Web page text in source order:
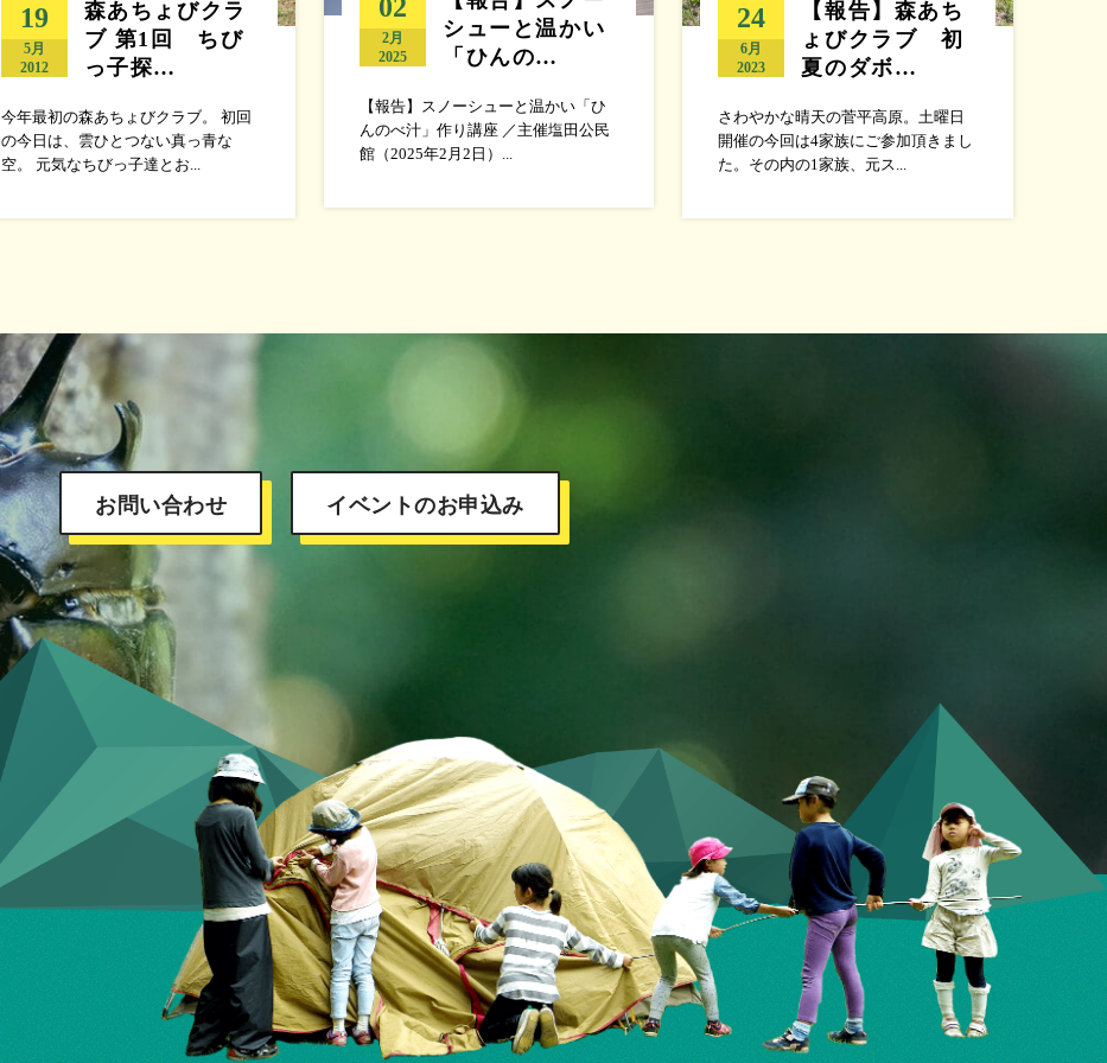
19
5月
2012
森あちょびクラ
ブ 第1回 ちび
っ子探…
今年最初の森あちょびクラブ。 初回
の今日は、雲ひとつない真っ青な
空。 元気なちびっ子達とお...
02
2月
2025
シューと温かい
「ひんの…
【報告】スノーシューと温かい「ひ
んのべ汁」作り講座 ／主催塩田公民
館（2025年2月2日）...
24
6月
2023
【報告】森あち
ょびクラブ 初
夏のダボ…
さわやかな晴天の菅平高原。土曜日
開催の今回は4家族にご参加頂きまし
た。その内の1家族、元ス...
お問い合わせ イベントのお申込み